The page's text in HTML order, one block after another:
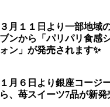
３月１１日より一部地域
ブンから「パリパリ食感
ォン」が発売されます✨
１月６日より銀座コージ
ら、苺スイーツ7品が新発